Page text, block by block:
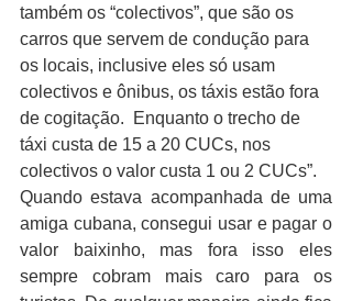
também os “colectivos”, que são os
carros que servem de condução para
os locais, inclusive eles só usam
colectivos e ônibus, os táxis estão fora
de cogitação.  Enquanto o trecho de
táxi custa de 15 a 20 CUCs, nos
colectivos o valor custa 1 ou 2 CUCs”.
Quando estava acompanhada de uma
amiga cubana, consegui usar e pagar o
valor baixinho, mas fora isso eles
sempre cobram mais caro para os